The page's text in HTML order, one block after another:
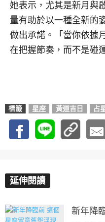
她表示，尤其是新月與
量有助於以一種全新的
做出承諾。「當你依據
在把握節奏，而不是碰
標籤 星座 黃道吉日 占
延伸閱讀
新年降